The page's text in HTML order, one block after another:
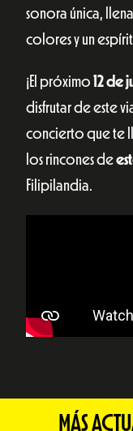
sonora única,
colores y un
¡El próximo 12 de
disfrutar de este
concierto que te
los rincones de
Filipilandia.
MÁS